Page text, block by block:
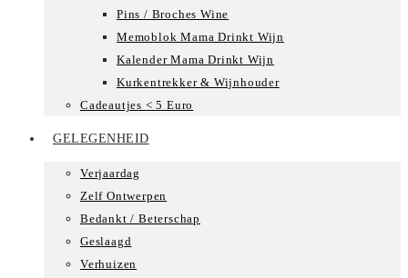
Pins / Broches Wine
Memoblok Mama Drinkt Wijn
Kalender Mama Drinkt Wijn
Kurkentrekker & Wijnhouder
Cadeautjes < 5 Euro
GELEGENHEID
Verjaardag
Zelf Ontwerpen
Bedankt / Beterschap
Geslaagd
Verhuizen